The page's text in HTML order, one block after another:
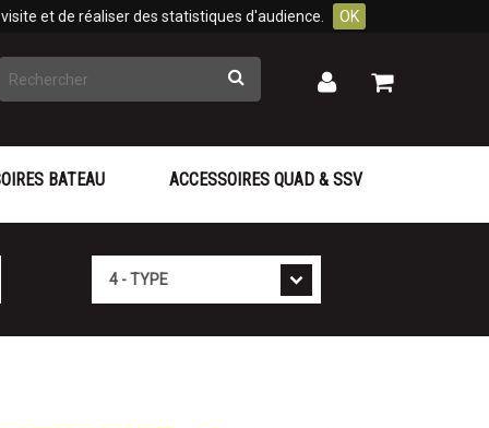
et de réaliser des statistiques d'audience. OK
Rechercher Mon
Mon
BATEAU ACCESSOIRES QUAD & SSV